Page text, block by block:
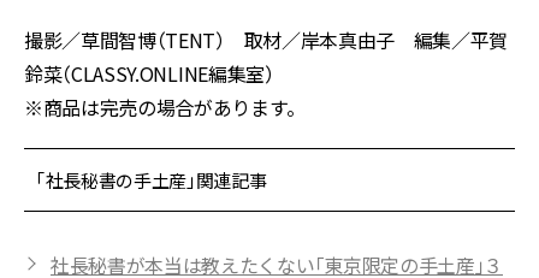
撮影／草間智博（TENT） 取材／岸本真由子 編集／平賀
鈴菜（CLASSY.ONLINE編集室）
※商品は完売の場合があります。
「社長秘書の手土産」関連記事
社長秘書が本当は教えたくない「東京限定の手土産」３